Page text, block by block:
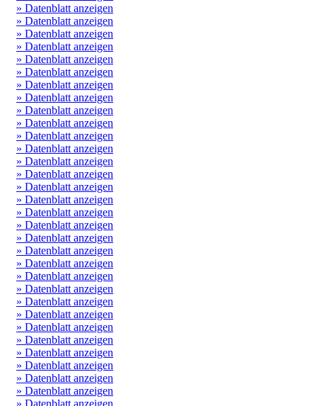
» Datenblatt anzeigen
» Datenblatt anzeigen
» Datenblatt anzeigen
» Datenblatt anzeigen
» Datenblatt anzeigen
» Datenblatt anzeigen
» Datenblatt anzeigen
» Datenblatt anzeigen
» Datenblatt anzeigen
» Datenblatt anzeigen
» Datenblatt anzeigen
» Datenblatt anzeigen
» Datenblatt anzeigen
» Datenblatt anzeigen
» Datenblatt anzeigen
» Datenblatt anzeigen
» Datenblatt anzeigen
» Datenblatt anzeigen
» Datenblatt anzeigen
» Datenblatt anzeigen
» Datenblatt anzeigen
» Datenblatt anzeigen
» Datenblatt anzeigen
» Datenblatt anzeigen
» Datenblatt anzeigen
» Datenblatt anzeigen
» Datenblatt anzeigen
» Datenblatt anzeigen
» Datenblatt anzeigen
» Datenblatt anzeigen
» Datenblatt anzeigen
» Datenblatt anzeigen